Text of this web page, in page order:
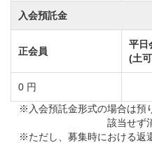
入会預託金
正会員
平日
(土
0 円
※入会預託金形式の場合は預
該当せず
※ただし、募集時における返